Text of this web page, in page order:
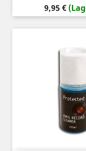
Preis
9,95 €